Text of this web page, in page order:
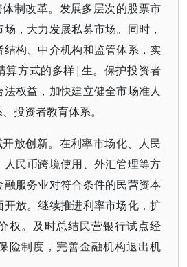
制改革。发展多层次的股票市
，大力发展私募市场。同时，
构、中介机构和监管体系，实
算方式的多样|生。保护投资者
权益，加快建立健全市场准人
投资者教育体系。
放创新。在利率市场化、人民
民币跨境使用、外汇管理等方
服务业对符合条件的民营资本
放。继续推进利率市场化，扩
权。及时总结民营银行试点经
险制度，完善金融机构退出机